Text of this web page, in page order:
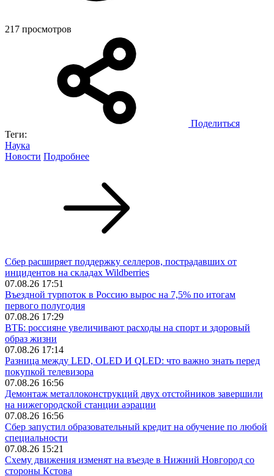
217 просмотров
Поделиться
Теги:
Наука
Новости Подробнее
Сбер расширяет поддержку селлеров, пострадавших от
инцидентов на складах Wildberries
07.08.26 17:51
Въездной турпоток в Россию вырос на 7,5% по итогам
первого полугодия
07.08.26 17:29
ВТБ: россияне увеличивают расходы на спорт и здоровый
образ жизни
07.08.26 17:14
Разница между LED, OLED И QLED: что важно знать перед
покупкой телевизора
07.08.26 16:56
Демонтаж металлоконструкций двух отстойников завершили
на нижегородской станции аэрации
07.08.26 16:56
Сбер запустил образовательный кредит на обучение по любой
специальности
07.08.26 15:21
Схему движения изменят на въезде в Нижний Новгород со
стороны Кстова